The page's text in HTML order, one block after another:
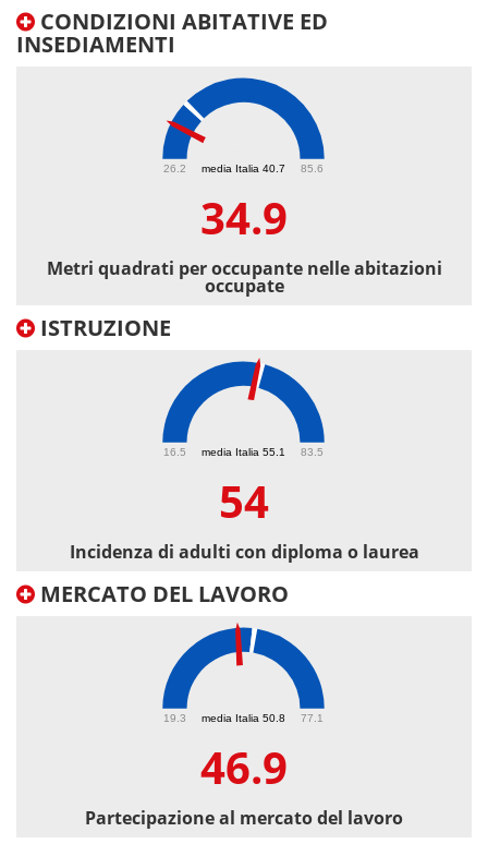
CONDIZIONI ABITATIVE ED
INSEDIAMENTI
media Italia 40.7
26.2 85.6
34.9
Metri quadrati per occupante nelle abitazioni
occupate
ISTRUZIONE
media Italia 55.1
16.5 83.5
54
Incidenza di adulti con diploma o laurea
MERCATO DEL LAVORO
media Italia 50.8
19.3 77.1
46.9
Partecipazione al mercato del lavoro